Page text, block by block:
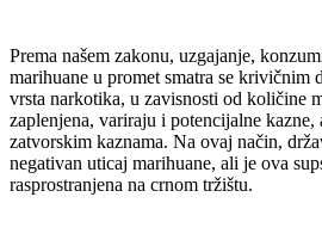
Prema našem zakonu, uzgajanje,
marihuane u promet smatra se krivičnim
vrsta narkotika, u zavisnosti od količine
zaplenjena, variraju i potencijalne kazne,
zatvorskim kaznama. Na ovaj način,
negativan uticaj marihuane, ali je ova
rasprostranjena na crnom tržištu.